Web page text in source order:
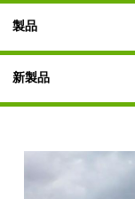
製品
新製品